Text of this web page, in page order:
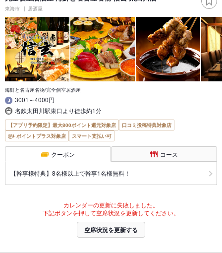
東海市 居酒屋
海鮮と名古屋名物/完全個室居酒屋
3001～4000円
名鉄太田川駅東口より徒歩約1分
【アプリ予約限定】最大800ポイント還元対象店
口コミ投稿特典対象店
ポイントプラス対象店
スマート支払い可
クーポン コース
【幹事様特典】8名様以上で幹事1名様無料！
カレンダーの更新に失敗しました。
下記ボタンを押して空席状況を更新してください。
空席状況を更新する